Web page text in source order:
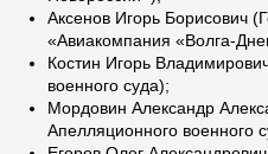
Аксенов Игорь Борисович
«Авиакомпания «Волга-
Костин Игорь
военного суда);
Мордовин Александр
Апелляционного военного